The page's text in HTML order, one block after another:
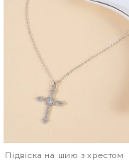
Підвіска на шию з хрестом